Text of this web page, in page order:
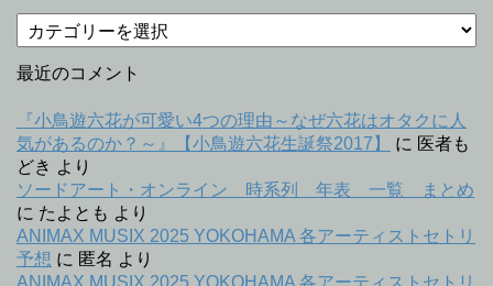
テ
ゴ
ー
最近のコメント
『小鳥遊六花が可愛い4つの理由～なぜ六花はオタクに人
気があるのか？～』【小鳥遊六花生誕祭2017】
に 医者も
どき より
ソードアート・オンライン 時系列 年表 一覧 まとめ
に たよとも より
ANIMAX MUSIX 2025 YOKOHAMA 各アーティストセトリ
予想 に 匿名 より
ANIMAX MUSIX 2025 YOKOHAMA 各アーティストセトリ